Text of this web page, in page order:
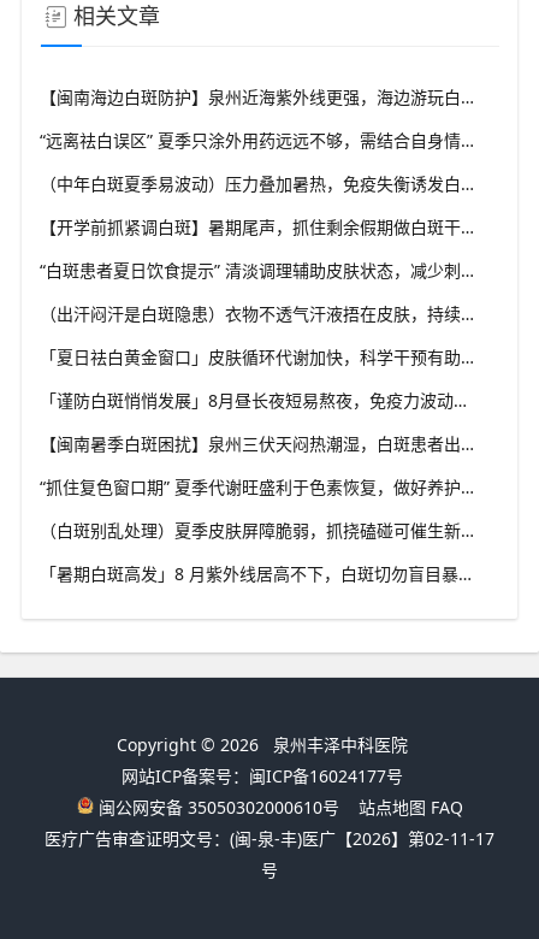
相关文章
【闽南海边白斑防护】泉州近海紫外线更强，海边游玩白斑防护要升级，福建泉州中科白癜风医院给出海边出行实用方案
“远离祛白误区” 夏季只涂外用药远远不够，需结合自身情况综合干预，福建泉州中科白癜风医院坚持白癜风分型分诊理念
（中年白斑夏季易波动）压力叠加暑热，免疫失衡诱发白斑变化，福建泉州中科白癜风医院科普成人白癜风夏季管理思路
【开学前抓紧调白斑】暑期尾声，抓住剩余假期做白斑干预，福建泉州中科白癜风医院助力学生群体从容应对校园生活
“白斑患者夏日饮食提示” 清淡调理辅助皮肤状态，减少刺激类食物，福建泉州中科白癜风医院分享白癜风夏季饮食科普
（出汗闷汗是白斑隐患）衣物不透气汗液捂在皮肤，持续刺激患处，福建泉州中科白癜风医院解析夏季白癜风穿衣学问
「夏日祛白黄金窗口」皮肤循环代谢加快，科学干预有助复色，福建泉州中科白癜风医院提醒把握白癜风诊疗有利时机
「谨防白斑悄悄发展」8月昼长夜短易熬夜，免疫力波动干扰黑素细胞，福建泉州中科白癜风医院教你安稳度过白癜风高发季
【闽南暑季白斑困扰】泉州三伏天闷热潮湿，白斑患者出汗后及时清洁，福建泉州中科白癜风医院解析夏季白斑诱因
“抓住复色窗口期” 夏季代谢旺盛利于色素恢复，做好养护结合规范干预，福建泉州中科白癜风医院助力白斑科学复色
（白斑别乱处理）夏季皮肤屏障脆弱，抓挠磕碰可催生新白斑，福建泉州中科白癜风医院科普盛夏白癜风防护小常识
「暑期白斑高发」8 月紫外线居高不下，白斑切勿盲目暴晒，福建泉州中科白癜风医院提醒做好科学防晒规避扩散风险
Copyright © 2026 泉州丰泽中科医院
网站ICP备案号：闽ICP备16024177号
闽公网安备 35050302000610号
站点地图 FAQ
医疗广告审查证明文号：(闽-泉-丰)医广【2026】第02-11-17
号